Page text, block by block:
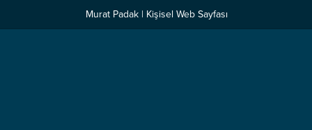
Murat Padak | Kişisel Web Sayfası